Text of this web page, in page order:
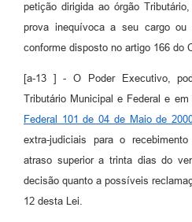
petição dirigida ao órgão
prova inequívoca a seu cargo
conforme disposto no artigo 166 do
[a-13 ] - O Poder Executivo,
Tributário Municipal e Federal e
Federal 101 de 04 de Maio de
extra-judiciais para o
atraso superior a trinta dias do
decisão quanto a possíveis
12 desta Lei.